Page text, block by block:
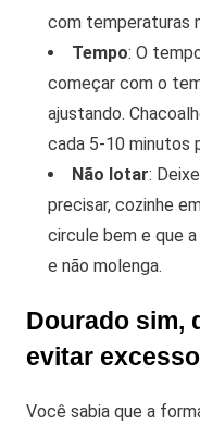
com temperaturas
Tempo: O
começar com o
ajustando.
cada 5-10 minutos
Não lotar:
precisar, cozinhe
circule bem e que
e não molenga.
Dourado sim,
evitar
Você sabia que a